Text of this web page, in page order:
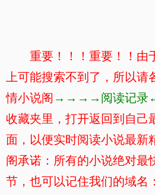
重要！！！重要！！由
上可能搜索不到了，所以
情小说阁 →→→→阅读记
收藏夹里，打开返回到自己
面，以便实时阅读小说最新
阁承诺：所有的小说绝对最
节，也可以记住我们的域名：